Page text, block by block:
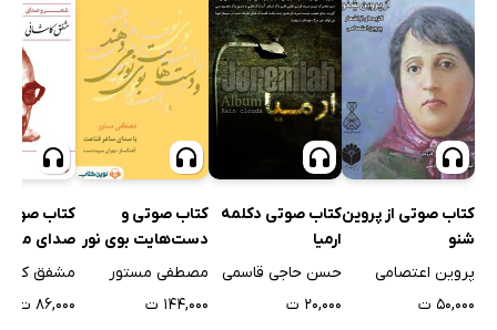
بخش 20
بخش 21
بخش 22
کتاب صوتی از پروین
شنو
پروین اعتصامی
۵۰,۰۰۰ ت
کتاب صوتی دکلمه
ارمیا
حسن حاجی قاسمی
۲۰,۰۰۰ ت
کتاب صوتی و
دست‌هایت بوی نور
می‌دهند
مصطفی مستور
۱۴۴,۰۰۰ ت
کتاب
صدای
کاشانی
مشفق
۸۶,۰۰۰ ت